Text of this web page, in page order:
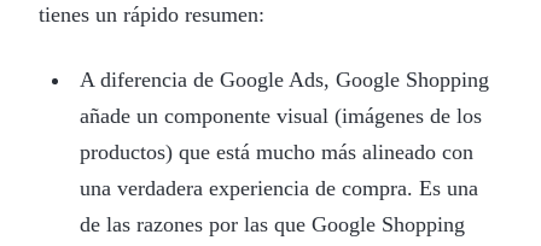
tienes un rápido resumen:
A diferencia de Google Ads, Google Shopping
añade un componente visual (imágenes de los
productos) que está mucho más alineado con
una verdadera experiencia de compra. Es una
de las razones por las que Google Shopping